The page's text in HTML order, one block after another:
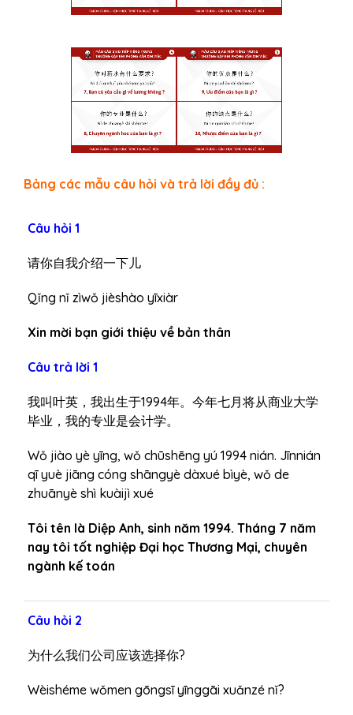
Bảng các mẫu câu hỏi và trả lời đầy đủ :
Câu hỏi 1
请你自我介绍一下儿
Qǐng nǐ zìwǒ jièshào yīxiàr
Xin mời bạn giới thiệu về bản thân
Câu trả lời 1
我叫叶英，我出生于1994年。今年七月将从商业大学
毕业，我的专业是会计学。
Wǒ jiào yè yīng, wǒ chūshēng yú 1994 nián. Jīnnián
qī yuè jiāng cóng shāngyè dàxué bìyè, wǒ de
zhuānyè shì kuàijì xué
Tôi tên là Diệp Anh, sinh năm 1994. Tháng 7 năm
nay tôi tốt nghiệp Đại học Thương Mại, chuyên
ngành kế toán
Câu hỏi 2
为什么我们公司应该选择你?
Wèishéme wǒmen gōngsī yīnggāi xuǎnzé nǐ?